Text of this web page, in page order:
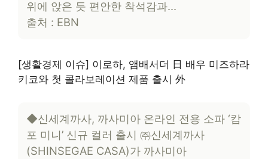
위에 앉은 듯 편안한 착석감과…
출처 : EBN
[생활경제 이슈] 이로하, 앰배서더 日 배우 미즈하라
키코와 첫 콜라보레이션 제품 출시 外
◆신세계까사, 까사미아 온라인 전용 소파 ‘캄
포 미니’ 신규 컬러 출시 ㈜신세계까사
(SHINSEGAE CASA)가 까사미아